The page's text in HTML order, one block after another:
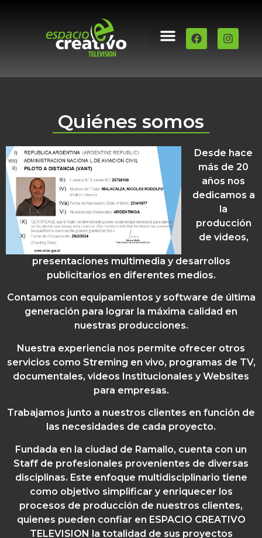
Quiénes somos
Desde hace
más de 20
años nos
dedicamos a
la
producción
de videos,
presentaciones multimedia y desarrollos
publicitarios en diferentes medios.
Contamos con equipamientos y software de última
generación para lograr la máxima calidad en
nuestras producciones.
Nuestra experiencia nos permite ofrecer otros
servicios como Streming en vivo, programas de TV,
documentales, videos Institucionales y Websites
para empresas.
Trabajamos junto a nuestros clientes en función de
las necesidades de cada proyecto.
Fundada en la ciudad de Ramallo, cuenta con un
Staff de profesionales provenientes de diversas
disciplinas. Este enfoque multidisciplinario tiene
como objetivo simplificar y enriquecer los
procesos de producción de nuestros clientes,
quienes pueden confiar en ESPACIO CREATIVO
TELEVISION la totalidad de sus proyectos